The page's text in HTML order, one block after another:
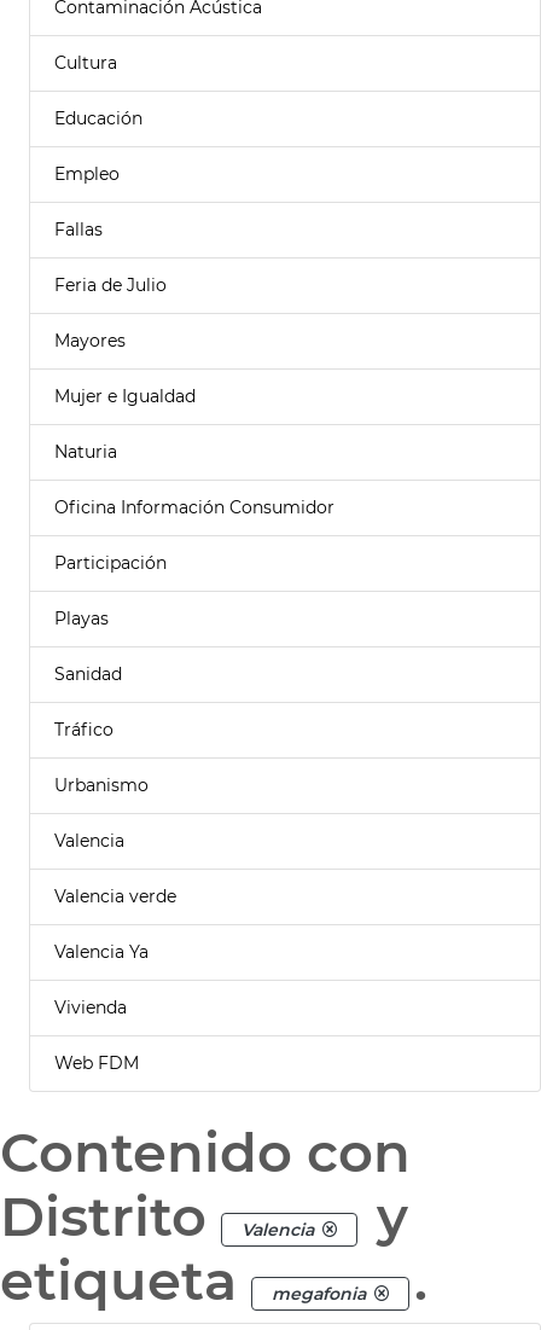
Contaminación Acústica
Cultura
Educación
Empleo
Fallas
Feria de Julio
Mayores
Mujer e Igualdad
Naturia
Oficina Información Consumidor
Participación
Playas
Sanidad
Tráfico
Urbanismo
Valencia
Valencia verde
Valencia Ya
Vivienda
Web FDM
Contenido con
Distrito
Valencia
y
etiqueta
megafonia .